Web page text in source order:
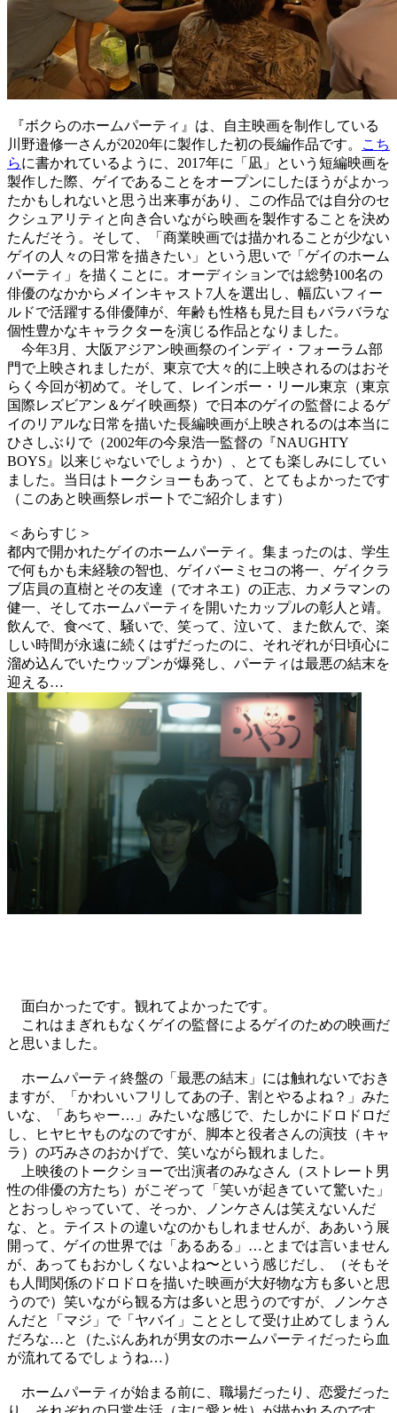
『ボクらのホームパーティ』は、自主映画を制作している
川野邉修一さんが2020年に製作した初の長編作品です。
こち
らに書かれているように、2017年に「凪」という短編映画を
製作した際、ゲイであることをオープンにしたほうがよかっ
たかもしれないと思う出来事があり、この作品では自分のセ
クシュアリティと向き合いながら映画を製作することを決め
たんだそう。そして、「商業映画では描かれることが少ない
ゲイの人々の日常を描きたい」という思いで「ゲイのホーム
パーティ」を描くことに。オーディションでは総勢100名の
俳優のなかからメインキャスト7人を選出し、幅広いフィー
ルドで活躍する俳優陣が、年齢も性格も見た目もバラバラな
個性豊かなキャラクターを演じる作品となりました。
今年3月、大阪アジアン映画祭のインディ・フォーラム部
門で上映されましたが、東京で大々的に上映されるのはおそ
らく今回が初めて。そして、レインボー・リール東京（東京
国際レズビアン＆ゲイ映画祭）で日本のゲイの監督によるゲ
イのリアルな日常を描いた長編映画が上映されるのは本当に
ひさしぶりで（2002年の今泉浩一監督の『NAUGHTY
BOYS』以来じゃないでしょうか）、とても楽しみにしてい
ました。当日はトークショーもあって、とてもよかったです
（このあと映画祭レポートでご紹介します）
＜あらすじ＞
都内で開かれたゲイのホームパーティ。集まったのは、学生
で何もかも未経験の智也、ゲイバーミセコの将一、ゲイクラ
ブ店員の直樹とその友達（でオネエ）の正志、カメラマンの
健一、そしてホームパーティを開いたカップルの彰人と靖。
飲んで、食べて、騒いで、笑って、泣いて、また飲んで、楽
しい時間が永遠に続くはずだったのに、それぞれが日頃心に
溜め込んでいたウップンが爆発し、パーティは最悪の結末を
迎える…
面白かったです。観れてよかったです。
これはまぎれもなくゲイの監督によるゲイのための映画だ
と思いました。
ホームパーティ終盤の「最悪の結末」には触れないでおき
ますが、「かわいいフリしてあの子、割とやるよね？」みた
いな、「あちゃー…」みたいな感じで、たしかにドロドロだ
し、ヒヤヒヤものなのですが、脚本と役者さんの演技（キャ
ラ）の巧みさのおかげで、笑いながら観れました。
上映後のトークショーで出演者のみなさん（ストレート男
性の俳優の方たち）がこぞって「笑いが起きていて驚いた」
とおっしゃっていて、そっか、ノンケさんは笑えないんだ
な、と。テイストの違いなのかもしれませんが、ああいう展
開って、ゲイの世界では「あるある」…とまでは言いません
が、あってもおかしくないよね〜という感じだし、（そもそ
も人間関係のドロドロを描いた映画が大好物な方も多いと思
うので）笑いながら観る方は多いと思うのですが、ノンケさ
んだと「マジ」で「ヤバイ」こととして受け止めてしまうん
だろな…と（たぶんあれが男女のホームパーティだったら血
が流れてるでしょうね…）
ホームパーティが始まる前に、職場だったり、恋愛だった